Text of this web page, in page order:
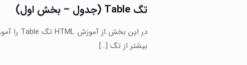
تگ Table (جدول – بخش اول)
بیشتر از تگ […]